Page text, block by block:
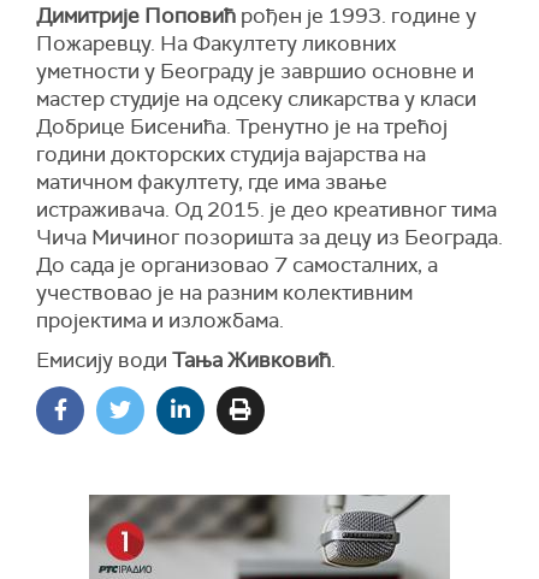
Димитрије Поповић рођен је 1993. године у
Пожаревцу. На Факултету ликовних
уметности у Београду је завршио основне и
мастер студије на одсеку сликарства у класи
Добрице Бисенића. Тренутно је на трећој
години докторских студија вајарства на
матичном факултету, где има звање
истраживача. Од 2015. је део креативног тима
Чича Мичиног позоришта за децу из Београда.
До сада је организовао 7 самосталних, а
учествовао је на разним колективним
пројектима и изложбама.
Емисију води Тања Живковић.